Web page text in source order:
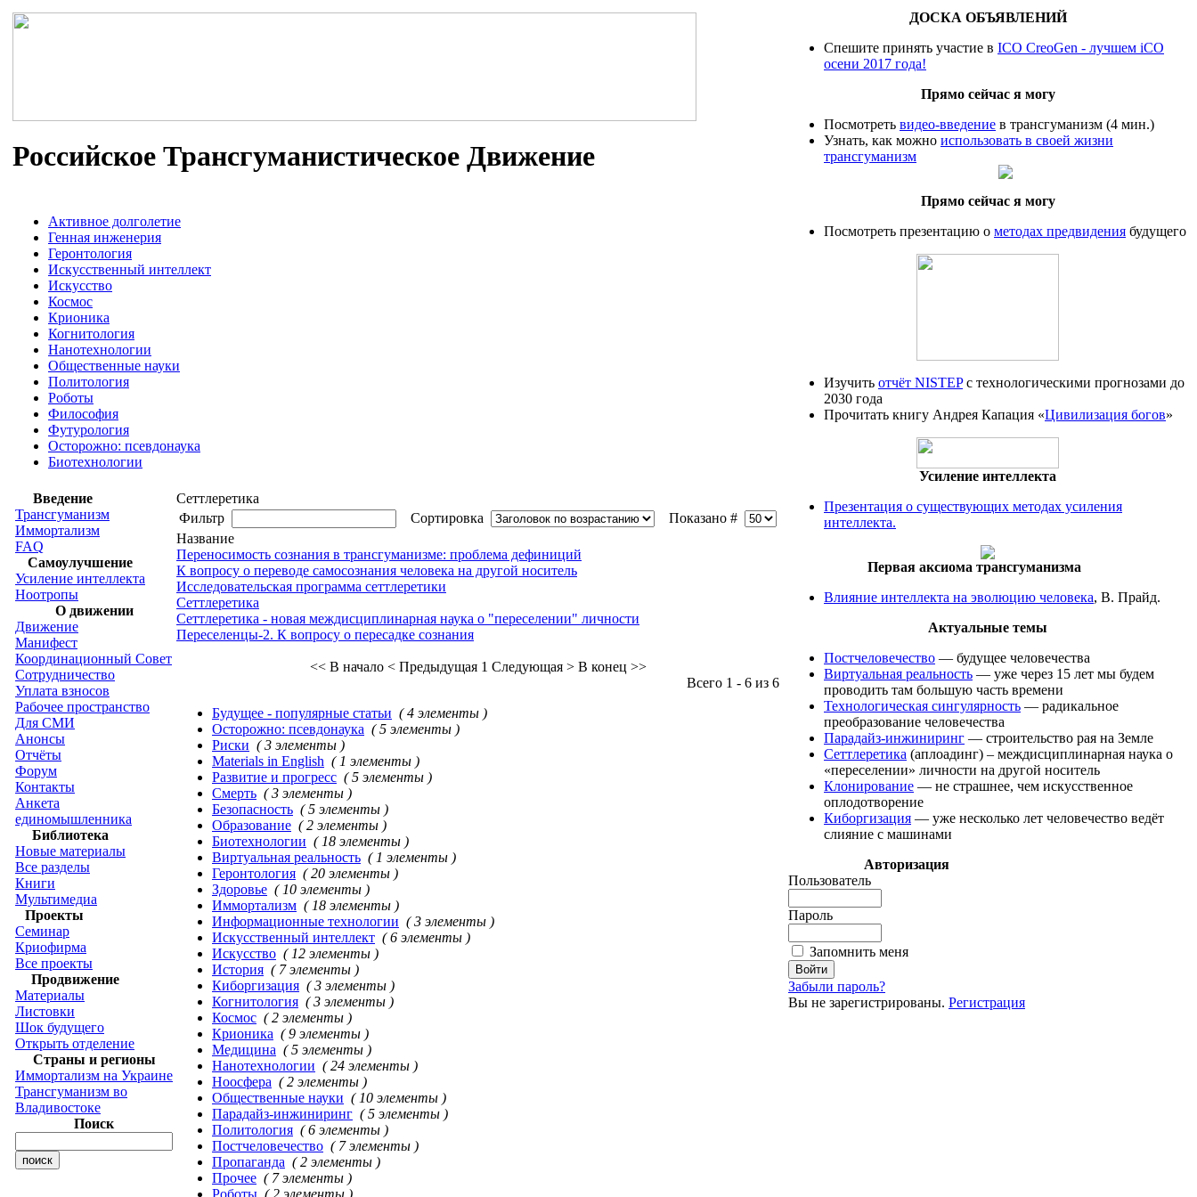
Российское Трансгуманистическое Движение
Активное долголетие
Генная инженерия
Геронтология
Искусственный интеллект
Искусство
Космос
Крионика
Когнитология
Нанотехнологии
Общественные науки
Политология
Роботы
Философия
Футурология
Осторожно: псевдонаука
Биотехнологии
Введение
Трансгуманизм
Иммортализм
FAQ
Самоулучшение
Усиление интеллекта
Ноотропы
О движении
Движение
Манифест
Координационный Совет
Сотрудничество
Уплата взносов
Рабочее пространство
Для СМИ
Анонсы
Отчёты
Форум
Контакты
Анкета
единомышленника
Библиотека
Новые материалы
Все разделы
Книги
Мультимедиа
Проекты
Семинар
Криофирма
Все проекты
Продвижение
Материалы
Листовки
Шок будущего
Открыть отделение
Страны и регионы
Иммортализм на Украине
Трансгуманизм во
Владивостоке
Поиск
Сеттлеретика
Фильтр
Сортировка
Показано #
Название
Переносимость сознания в трансгуманизме: проблема дефиниций
К вопросу о переводе самосознания человека на другой носитель
Исследовательская программа сеттлеретики
Сеттлеретика
Сеттлеретика - новая междисциплинарная наука о "переселении" личности
Переселенцы-2. К вопросу о пересадке сознания
<< В начало < Предыдущая 1 Следующая > В конец >>
Всего 1 - 6 из 6
Будущее - популярные статьи ( 4 элементы )
Осторожно: псевдонаука ( 5 элементы )
Риски ( 3 элементы )
Materials in English ( 1 элементы )
Развитие и прогресс ( 5 элементы )
Смерть ( 3 элементы )
Безопасность ( 5 элементы )
Образование ( 2 элементы )
Биотехнологии ( 18 элементы )
Виртуальная реальность ( 1 элементы )
Геронтология ( 20 элементы )
Здоровье ( 10 элементы )
Иммортализм ( 18 элементы )
Информационные технологии ( 3 элементы )
Искусственный интеллект ( 6 элементы )
Искусство ( 12 элементы )
История ( 7 элементы )
Киборгизация ( 3 элементы )
Когнитология ( 3 элементы )
Космос ( 2 элементы )
Крионика ( 9 элементы )
Медицина ( 5 элементы )
Нанотехнологии ( 24 элементы )
Ноосфера ( 2 элементы )
Общественные науки ( 10 элементы )
Парадайз-инжиниринг ( 5 элементы )
Политология ( 6 элементы )
Постчеловечество ( 7 элементы )
Пропаганда ( 2 элементы )
Прочее ( 7 элементы )
Роботы ( 2 элементы )
ДОСКА ОБЪЯВЛЕНИЙ
Спешите принять участие в ICO CreoGen - лучшем iCO
осени 2017 года!
Прямо сейчас я могу
Посмотреть видео-введение в трансгуманизм (4 мин.)
Узнать, как можно использовать в своей жизни
трансгуманизм
Прямо сейчас я могу
Посмотреть презентацию о методах предвидения будущего
Изучить отчёт NISTEPс технологическими прогнозами до
2030 года
Прочитать книгу Андрея Капация «Цивилизация богов»
Усиление интеллекта
Презентация о существующих методах усиления
интеллекта.
Первая аксиома трансгуманизма
Влияние интеллекта на эволюцию человека, В. Прайд.
Актуальные темы
Постчеловечество — будущее человечества
Виртуальная реальность — уже через 15 лет мы будем
проводить там большую часть времени
Технологическая сингулярность — радикальное
преобразование человечества
Парадайз-инжиниринг — строительство рая на Земле
Сеттлеретика (аплоадинг) – междисциплинарная наука о
«переселении» личности на другой носитель
Клонирование — не страшнее, чем искусственное
оплодотворение
Киборгизация — уже несколько лет человечество ведёт
слияние с машинами
Авторизация
Пользователь
Пароль
Запомнить меня
Забыли пароль?
Вы не зарегистрированы. Регистрация